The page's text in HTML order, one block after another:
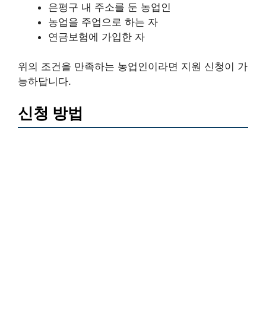
은평구 내 주소를 둔 농업인
농업을 주업으로 하는 자
연금보험에 가입한 자
위의 조건을 만족하는 농업인이라면 지원 신청이 가
능하답니다.
신청 방법